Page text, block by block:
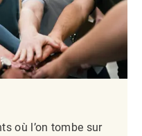
où l’on tombe sur